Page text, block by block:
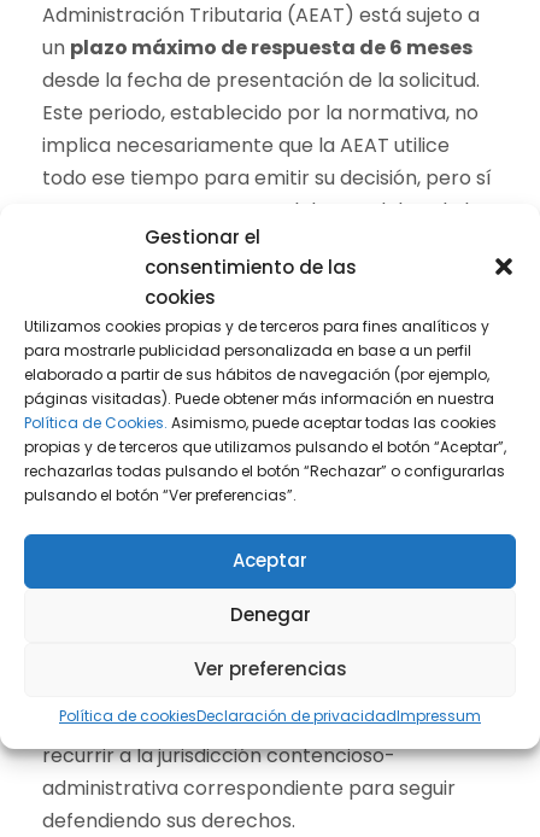
Gestionar el
consentimiento de las
cookies
Utilizamos cookies propias y de terceros para fines analíticos y
para mostrarle publicidad personalizada en base a un perfil
elaborado a partir de sus hábitos de navegación (por ejemplo,
páginas visitadas). Puede obtener más información en nuestra
Política de Cookies. Asimismo, puede aceptar todas las cookies
propias y de terceros que utilizamos pulsando el botón “Aceptar”,
rechazarlas todas pulsando el botón “Rechazar” o configurarlas
pulsando el botón “Ver preferencias”.
Aceptar
Denegar
Ver preferencias
Política de cookiesDeclaración de privacidadImpressum
Administración Tributaria (AEAT) está sujeto a
un plazo máximo de respuesta de 6 meses
desde la fecha de presentación de la solicitud.
Este periodo, establecido por la normativa, no
implica necesariamente que la AEAT utilice
todo ese tiempo para emitir su decisión, pero sí
otorga un marco temporal dentro del cual el
contribuyente puede esperar una resolución.
En el caso de que transcurran estos
sin recibir respuesta, la solicitudse considera
desestimada por silencio administrativo,
una figura legal que presupone la negativa de la
Administración ante la ausencia de
comunicación. Sin embargo, ante el silencio
administrativo, el contribuyente podrá
interponer recurso de reposición para
impugnar la decisión de desistimiento de la
solicitud, teniendo la Administración un mes
para resolver. En el caso que no se emita una
resolución al recurso de reposición, se
desestimado la solicitud, y el interesado podrá
recurrir a la jurisdicción contencioso-
administrativa correspondiente para seguir
defendiendo sus derechos.